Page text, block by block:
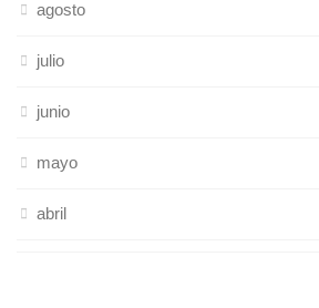
agosto
julio
junio
mayo
abril